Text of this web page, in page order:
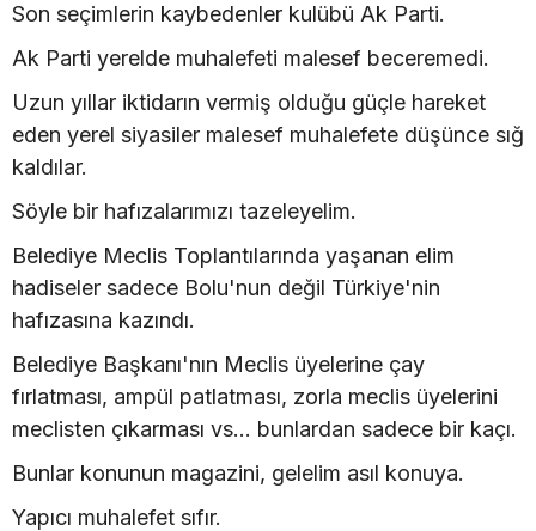
Son seçimlerin kaybedenler kulübü Ak Parti.
Ak Parti yerelde muhalefeti malesef beceremedi.
Uzun yıllar iktidarın vermiş olduğu güçle hareket
eden yerel siyasiler malesef muhalefete düşünce sığ
kaldılar.
Söyle bir hafızalarımızı tazeleyelim.
Belediye Meclis Toplantılarında yaşanan elim
hadiseler sadece Bolu'nun değil Türkiye'nin
hafızasına kazındı.
Belediye Başkanı'nın Meclis üyelerine çay
fırlatması, ampül patlatması, zorla meclis üyelerini
meclisten çıkarması vs... bunlardan sadece bir kaçı.
Bunlar konunun magazini, gelelim asıl konuya.
Yapıcı muhalefet sıfır.